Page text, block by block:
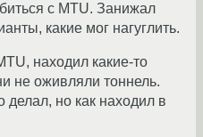
с MTU. Занижал
какие мог нагуглить.
находил какие-то
не оживляли тоннель.
но как находил в